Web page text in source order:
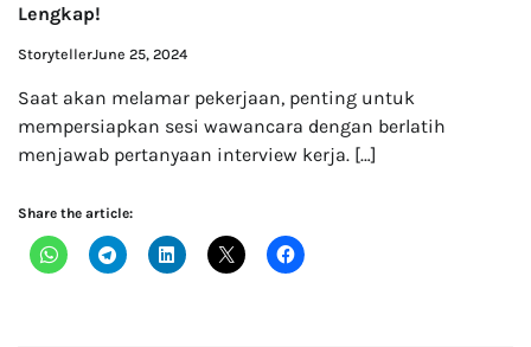
Lengkap!
StorytellerJune 25, 2024
Saat akan melamar pekerjaan, penting untuk
mempersiapkan sesi wawancara dengan berlatih
menjawab pertanyaan interview kerja. […]
Share the article: